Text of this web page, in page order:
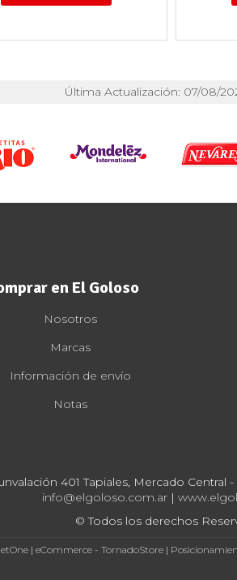
Última Actualización: 07/08/
en El Goloso
Nosotros
Marcas
Información de envío
Notas
401 Tapiales, Mercado Central -
info@elgoloso.com.ar|
© Todos los derechos
| eCommerce - TornadoStore|